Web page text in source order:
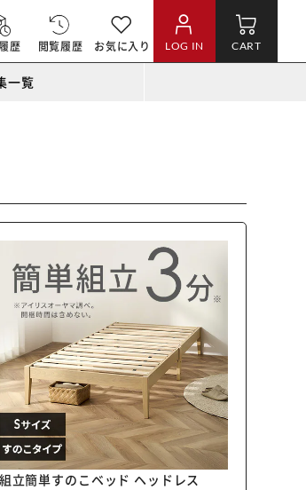
歴 閲覧履歴 お気に入り LOG IN CART
一覧
組立簡単すのこベッド ヘッドレス